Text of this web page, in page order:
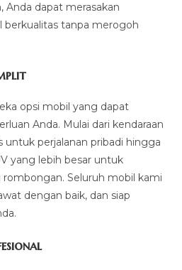
Anda dapat merasakan
berkualitas tanpa merogoh
opsi mobil yang dapat
Anda. Mulai dari kendaraan
perjalanan pribadi hingga
yang lebih besar untuk
rombongan. Seluruh mobil kami
dengan baik, dan siap